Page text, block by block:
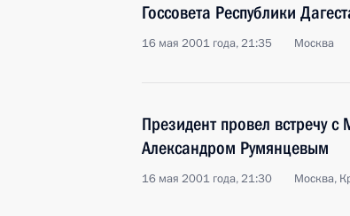
Госсовета Республики
16 мая 2001 года, 21:35 Москва
Президент провел встречу
Александром Румянцевым
16 мая 2001 года, 21:30 Москва,